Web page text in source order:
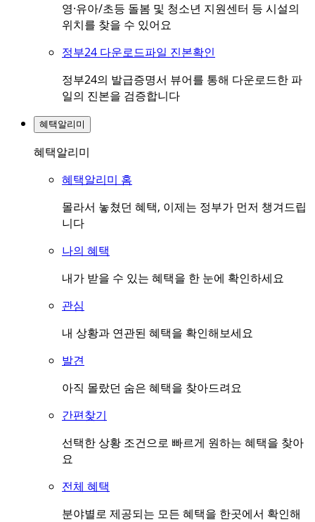
영·유아/초등 돌봄 및 청소년 지원센터 등 시설의
위치를 찾을 수 있어요
정부24 다운로드파일 진본확인
정부24의 발급증명서 뷰어를 통해 다운로드한 파
일의 진본을 검증합니다
혜택알리미
혜택알리미
혜택알리미 홈
몰라서 놓쳤던 혜택, 이제는 정부가 먼저 챙겨드립
니다
나의 혜택
내가 받을 수 있는 혜택을 한 눈에 확인하세요
관심
내 상황과 연관된 혜택을 확인해보세요
발견
아직 몰랐던 숨은 혜택을 찾아드려요
간편찾기
선택한 상황 조건으로 빠르게 원하는 혜택을 찾아
요
전체 혜택
분야별로 제공되는 모든 혜택을 한곳에서 확인해